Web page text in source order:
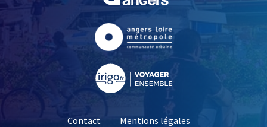
, Ouvre une nouvelle
Contact
Mentions légales